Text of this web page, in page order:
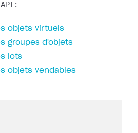
:
objets virtuels
groupes d'objets
lots
objets vendables